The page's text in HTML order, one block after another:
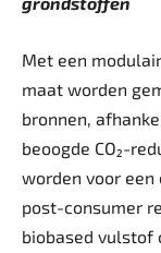
Met een
maat worden
bronnen,
beoogde CO₂-
worden voor
post-consumer
biobased vulstof